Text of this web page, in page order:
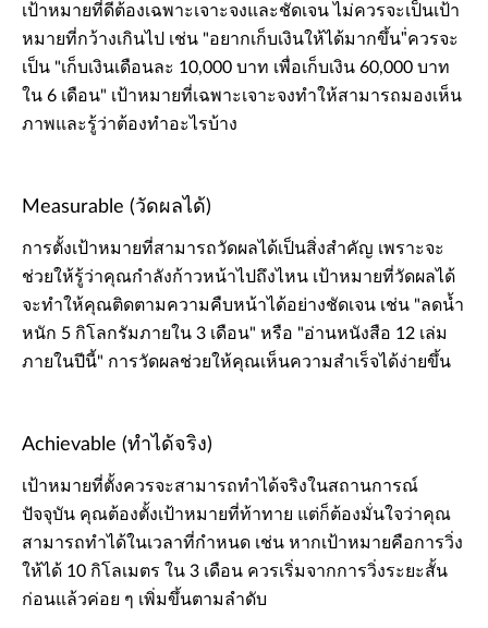
เป้าหมายที่ดีต้องเฉพาะเจาะจงและชัดเจน ไม่ควรจะเป็นเป้า
หมายที่กว้างเกินไป เช่น "อยากเก็บเงินให้ได้มากขึ้น"่ควรจะ
เป็น "เก็บเงินเดือนละ 10,000 บาท เพื่อเก็บเงิน 60,000 บาท
ใน 6 เดือน" เป้าหมายที่เฉพาะเจาะจงทำให้สามารถมองเห็น
ภาพและรู้ว่าต้องทำอะไรบ้าง
Measurable (วัดผลได้)
การตั้งเป้าหมายที่สามารถวัดผลได้เป็นสิ่งสำคัญ เพราะจะ
ช่วยให้รู้ว่าคุณกำลังก้าวหน้าไปถึงไหน เป้าหมายที่วัดผลได้
จะทำให้คุณติดตามความคืบหน้าได้อย่างชัดเจน เช่น "ลดน้ำ
หนัก 5 กิโลกรัมภายใน 3 เดือน" หรือ "อ่านหนังสือ 12 เล่ม
ภายในปีนี้" การวัดผลช่วยให้คุณเห็นความสำเร็จได้ง่ายขึ้น
Achievable (ทำได้จริง)
เป้าหมายที่ตั้งควรจะสามารถทำได้จริงในสถานการณ์
ปัจจุบัน คุณต้องตั้งเป้าหมายที่ท้าทาย แต่ก็ต้องมั่นใจว่าคุณ
สามารถทำได้ในเวลาที่กำหนด เช่น หากเป้าหมายคือการวิ่ง
ให้ได้ 10 กิโลเมตร ใน 3 เดือน ควรเริ่มจากการวิ่งระยะสั้น
ก่อนแล้วค่อย ๆ เพิ่มขึ้นตามลำดับ